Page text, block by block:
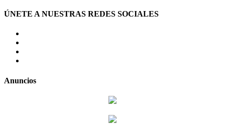
ÚNETE A NUESTRAS REDES SOCIALES
Anuncios